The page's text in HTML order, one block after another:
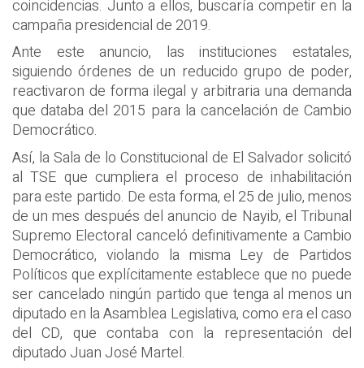
coincidencias. Junto a ellos, buscaría competir en la
campaña presidencial de 2019.
Ante este anuncio, las instituciones estatales,
siguiendo órdenes de un reducido grupo de poder,
reactivaron de forma ilegal y arbitraria una demanda
que databa del 2015 para la cancelación de Cambio
Democrático.
Así, la Sala de lo Constitucional de El Salvador solicitó
al TSE que cumpliera el proceso de inhabilitación
para este partido. De esta forma, el 25 de julio, menos
de un mes después del anuncio de Nayib, el Tribunal
Supremo Electoral canceló definitivamente a Cambio
Democrático, violando la misma Ley de Partidos
Políticos que explícitamente establece que no puede
ser cancelado ningún partido que tenga al menos un
diputado en la Asamblea Legislativa, como era el caso
del CD, que contaba con la representación del
diputado Juan José Martel.